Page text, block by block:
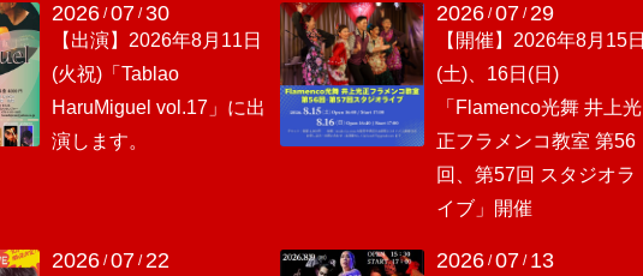
2026 /07 /30
【出演】2026年8月11日
(火祝)「Tablao
HaruMiguel vol.17」に出
演します。
2026/07 /29
【開催】2026年8月15日
(土)、16日(日)
「Flamenco光舞 井上光
正フラメンコ教室 第56
回、第57回 スタジオラ
イブ」開催
2026 /07 /22 2026/07 / 13